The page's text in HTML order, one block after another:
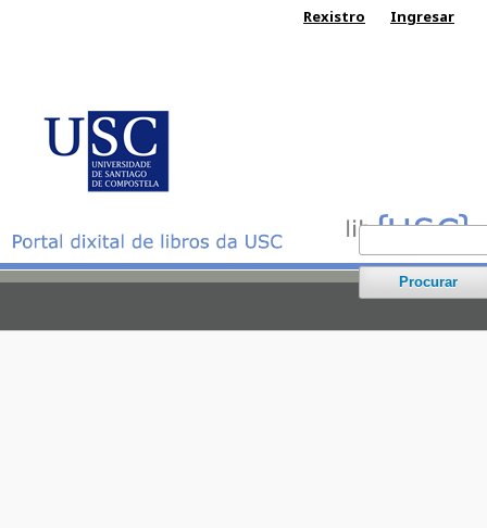
Procurar
Rexistro Ingresar